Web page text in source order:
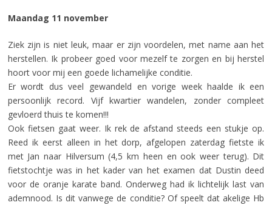
Maandag 11 november
Ziek zijn is niet leuk, maar er zijn voordelen, met name aan het
herstellen. Ik probeer goed voor mezelf te zorgen en bij herstel
hoort voor mij een goede lichamelijke conditie.
Er wordt dus veel gewandeld en vorige week haalde ik een
persoonlijk record. Vijf kwartier wandelen, zonder compleet
gevloerd thuis te komen!!!
Ook fietsen gaat weer. Ik rek de afstand steeds een stukje op.
Reed ik eerst alleen in het dorp, afgelopen zaterdag fietste ik
met Jan naar Hilversum (4,5 km heen en ook weer terug). Dit
fietstochtje was in het kader van het examen dat Dustin deed
voor de oranje karate band. Onderweg had ik lichtelijk last van
ademnood. Is dit vanwege de conditie? Of speelt dat akelige Hb